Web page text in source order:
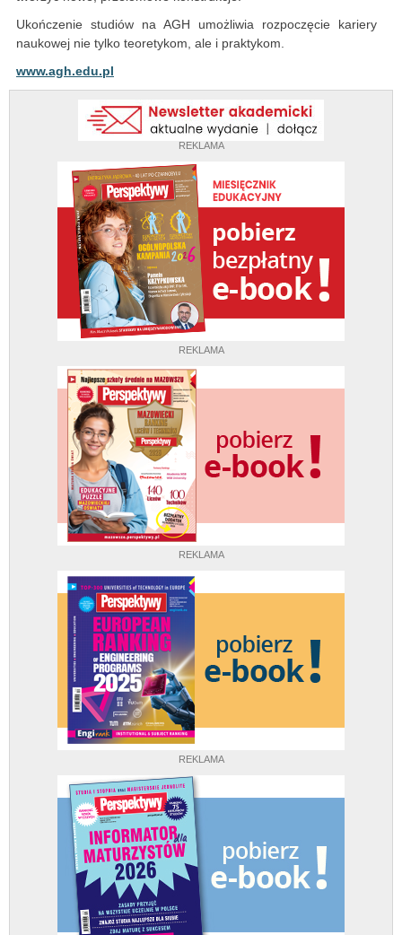
REKLAMA
REKLAMA
REKLAMA
REKLAMA
Ukończenie studiów na AGH umożliwia rozpoczęcie kariery
naukowej nie tylko teoretykom, ale i praktykom.
www.agh.edu.pl